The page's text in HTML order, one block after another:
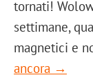
tornati!
settimane,
magnetici e
ancora →